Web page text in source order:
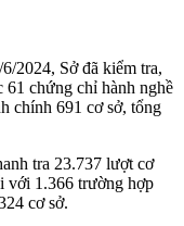
2024, Sở đã kiểm tra,
61 chứng chỉ hành nghề
chính 691 cơ sở, tổng
tra 23.737 lượt cơ
với 1.366 trường hợp
cơ sở.